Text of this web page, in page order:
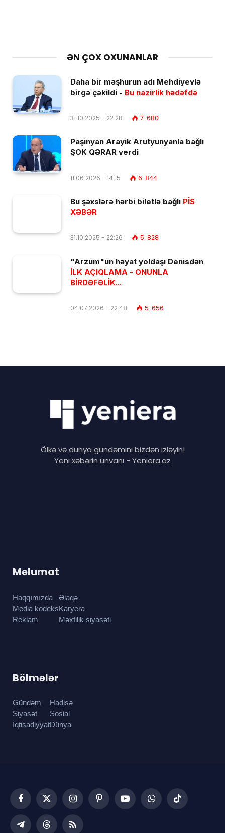
ƏN ÇOX OXUNANLAR
Daha bir məşhurun adı Mehdiyevlə
birgə çəkildi - Bu nazirlik hədəfdə
31.10.2025 - 22:28 7. 680
Paşinyan Arayik Arutyunyanla bağlı
ŞOK QƏRAR verdi
11.06.2026 - 14:15 6. 844
Bu şəxslərə hərbi biletlə bağlı PİS
XƏBƏR
31.10.2025 - 22:26 5. 828
"Arzum"un həyat yoldaşı Denisdən
İLK AÇIQLAMA - ONUNLA
BİRDƏFƏLİK...
04.07.2026 - 22:48 5. 656
Ölkə və dünya gündəmini bizdən izləyin!
Yeni xəbərin ünvanı - Yeniera.az
Məlumat
Haqqımızda
Media kodeks
Reklam
Əlaqə
Karyera
Məxfilik siyasəti
Bölmələr
Gündəm
Siyasət
İqtisadiyyat
Hadisə
Sosial
Dünya
Facebook
X
(Twitter)
InstagramPinterestYouTubeWhatsAppTikTok
TelegramThreadsRSS